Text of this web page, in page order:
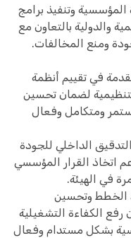
وتنفيذ برامج
والدولية بالتعاون مع
ومنع المخالفات.
في تقييم أنظمة
لضمان تحسين
ومتكامل وفعال
الداخلي للجودة
اتخاذ القرار المؤسسي
في الهيئة.
الخطط وتحسين
رفع الكفاءة التشغيلية
بشكل مستدام وفعال